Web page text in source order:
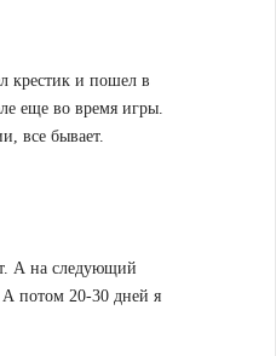
крестик и пошел в
еще во время игры.
все бывает.
А на следующий
А потом 20-30 дней я